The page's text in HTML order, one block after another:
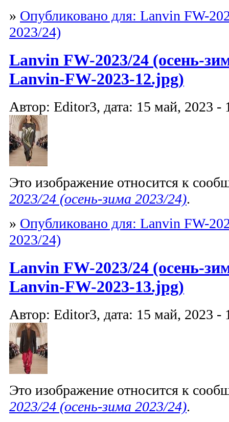
» Опубликовано для: Lanvin FW-
2023/24)
Lanvin FW-2023/24 (осень-
Lanvin-FW-2023-12.jpg)
Автор: Editor3, дата: 15 май, 2023 -
Это изображение относится к
2023/24 (осень-зима 2023/24).
» Опубликовано для: Lanvin FW-
2023/24)
Lanvin FW-2023/24 (осень-
Lanvin-FW-2023-13.jpg)
Автор: Editor3, дата: 15 май, 2023 -
Это изображение относится к
2023/24 (осень-зима 2023/24).